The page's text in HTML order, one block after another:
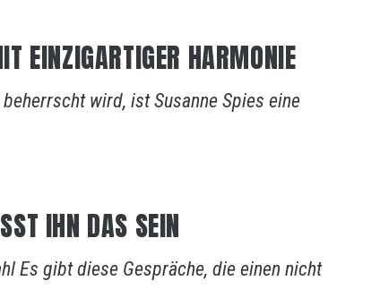
EINZIGARTIGER HARMONIE
wird, ist Susanne Spies eine
IHN DAS SEIN
Es gibt diese Gespräche, die einen nicht